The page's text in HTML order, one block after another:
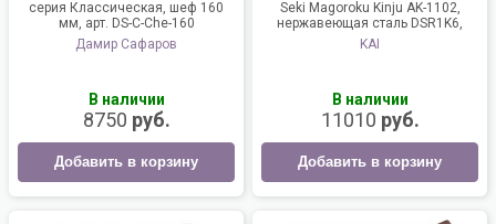
серия Классическая, шеф 160
мм, арт. DS-C-Che-160
Дамир Сафаров
В наличии
8750 руб.
Добавить в корзину
Seki Magoroku Kinju AK-1102,
нержавеющая сталь DSR1K6,
лезвие 16,5 см.
KAI
В наличии
11010 руб.
Добавить в корзину